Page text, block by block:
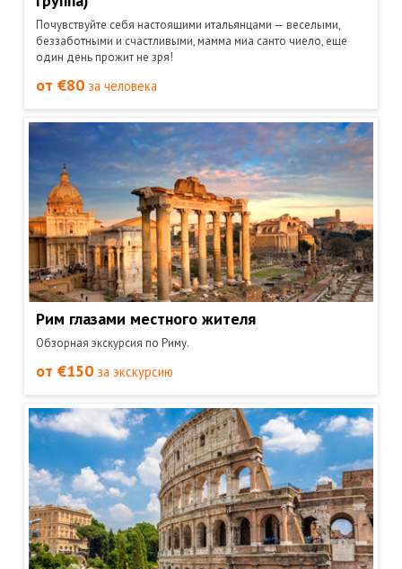
Почувствуйте себя настоящими итальянцами — веселыми,
беззаботными и счастливыми, мамма миа санто чиело, еще
один день прожит не зря!
от €80 за человека
Рим глазами местного жителя
Обзорная экскурсия по Риму.
от €150 за экскурсию